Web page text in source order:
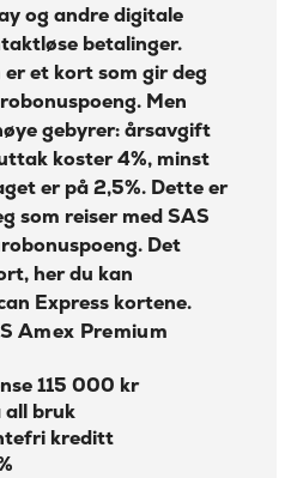
og andre digitale
betalinger.
et kort som gir deg
Men
gebyrer: årsavgift
koster 4%, minst
er på 2,5%. Dette er
som reiser med SAS
Det
her du kan
Express kortene.
Amex Premium
115 000 kr
all bruk
kreditt